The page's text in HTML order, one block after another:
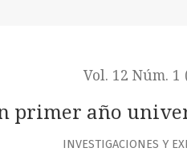
Vol. 12 Núm. 1
primer año
INVESTIGACIONES Y